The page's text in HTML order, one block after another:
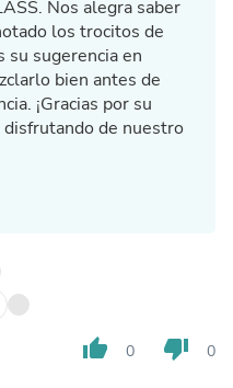
Nos alegra saber
los trocitos de
su sugerencia en
bien antes de
¡Gracias por su
disfrutando de nuestro
thumb_up 0 thumb_down 0